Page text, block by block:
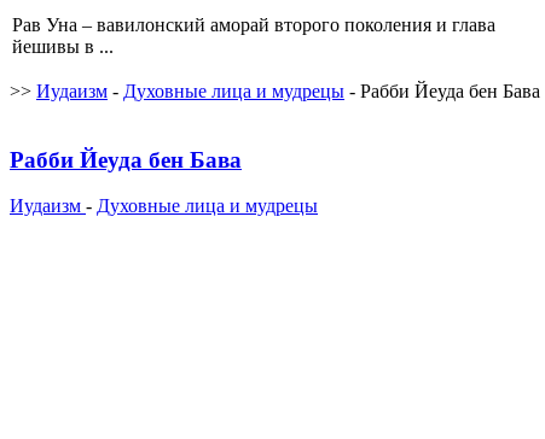
Рав Уна – вавилонский аморай второго поколения и глава
йешивы в ...
>> Иудаизм - Духовные лица и мудрецы - Рабби Йеуда бен Бава
Рабби Йеуда бен Бава
Иудаизм - Духовные лица и мудрецы